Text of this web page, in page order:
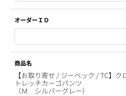
オーダーＩＤ
商品名
【お取り寄せ / ジーベック / TC】ク
トレッチカーゴパンツ
（Ｍ シルバーグレー）